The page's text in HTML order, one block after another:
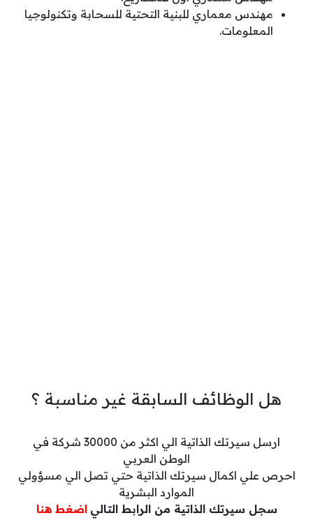
مهندس معماري للبنية التحتية للسحابة وتكنولوجيا
المعلومات.
هل الوظائف السابقة غير مناسبة ؟
ارسل سيرتك الذاتية الي اكثر من 30000 شركة في
الوطن العربي
احرص علي اكمال سيرتك الذاتية حتي تصل الي مسؤولي
الموارد البشرية
سجل سيرتك الذاتية من الرابط التالي اضغط هنا